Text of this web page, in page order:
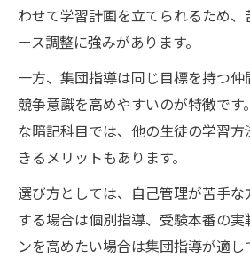
わせて学習計画を立てられるため
ース調整に強みがあります。
一方、集団指導は同じ目標を持つ仲
競争意識を高めやすいのが特徴です
な暗記科目では、他の生徒の学習
きるメリットもあります。
選び方としては、自己管理が苦手
する場合は個別指導、受験本番の実
ンを高めたい場合は集団指導が適